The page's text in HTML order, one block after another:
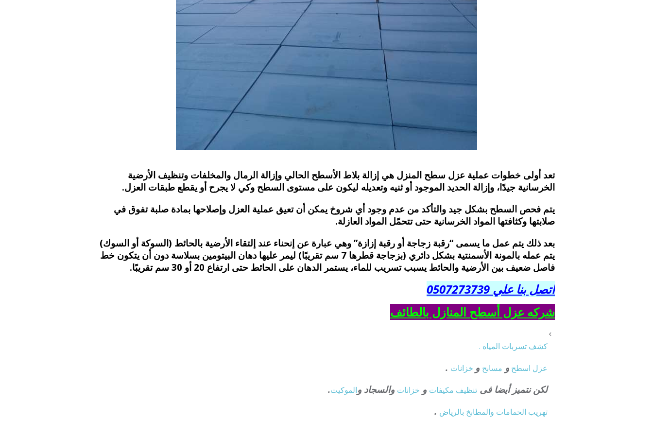
تعد أولى خطوات عملية عزل سطح المنزل هي إزالة بلاط الأسطح الحالي وإزالة الرمال والمخلفات وتنظيف الأرضية
الخرسانية جيدًا، وإزالة الحديد الموجود أو ثنيه وتعديله ليكون على مستوى السطح وكي لا يجرح أو يقطع طبقات العزل.
يتم فحص السطح بشكل جيد والتأكد من عدم وجود أي شروخ يمكن أن تعيق عملية العزل وإصلاحها بمادة صلبة تفوق في
صلابتها وكثافتها المواد الخرسانية حتى تتحمّل المواد العازلة.
بعد ذلك يتم عمل ما يسمى “رقبة زجاجة أو رقبة إزازة” وهي عبارة عن إنحناء عند إلتقاء الأرضية بالحائط (السوكة أو السوك)
يتم عمله بالمونة الأسمنتية بشكل دائري (بزجاجة قطرها 7 سم تقريبًا) ليمر عليها دهان البيتومين بسلاسة دون أن يتكون خط
فاصل ضعيف بين الأرضية والحائط يسبب تسريب للماء، يستمر الدهان على الحائط حتى ارتفاع 20 أو 30 سم تقريبًا.
اتصل بنا علي 0507273739
شركه عزل أسطح المنازل بالطائف
كشف تسربات المياه .
عزل اسطح و مسابح و خزانات .
لكن نتميز أيضا فى تنظيف مكيفات و خزانات والسجاد والموكيت.
تهريب الحمامات والمطابخ بالرياض .